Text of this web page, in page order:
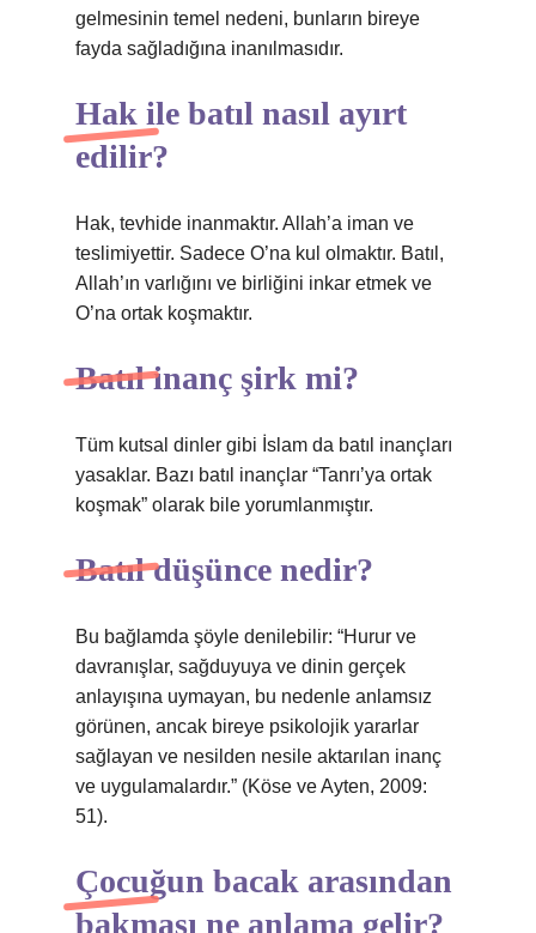
gelmesinin temel nedeni, bunların bireye
fayda sağladığına inanılmasıdır.
Hak ile batıl nasıl ayırt
edilir?
Hak, tevhide inanmaktır. Allah’a iman ve
teslimiyettir. Sadece O’na kul olmaktır. Batıl,
Allah’ın varlığını ve birliğini inkar etmek ve
O’na ortak koşmaktır.
Batıl inanç şirk mi?
Tüm kutsal dinler gibi İslam da batıl inançları
yasaklar. Bazı batıl inançlar “Tanrı’ya ortak
koşmak” olarak bile yorumlanmıştır.
Batıl düşünce nedir?
Bu bağlamda şöyle denilebilir: “Hurur ve
davranışlar, sağduyuya ve dinin gerçek
anlayışına uymayan, bu nedenle anlamsız
görünen, ancak bireye psikolojik yararlar
sağlayan ve nesilden nesile aktarılan inanç
ve uygulamalardır.” (Köse ve Ayten, 2009:
51).
Çocuğun bacak arasından
bakması ne anlama gelir?